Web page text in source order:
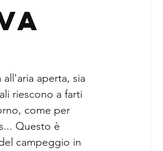
aperta, sia
riescono a farti
come per
Questo è
campeggio in